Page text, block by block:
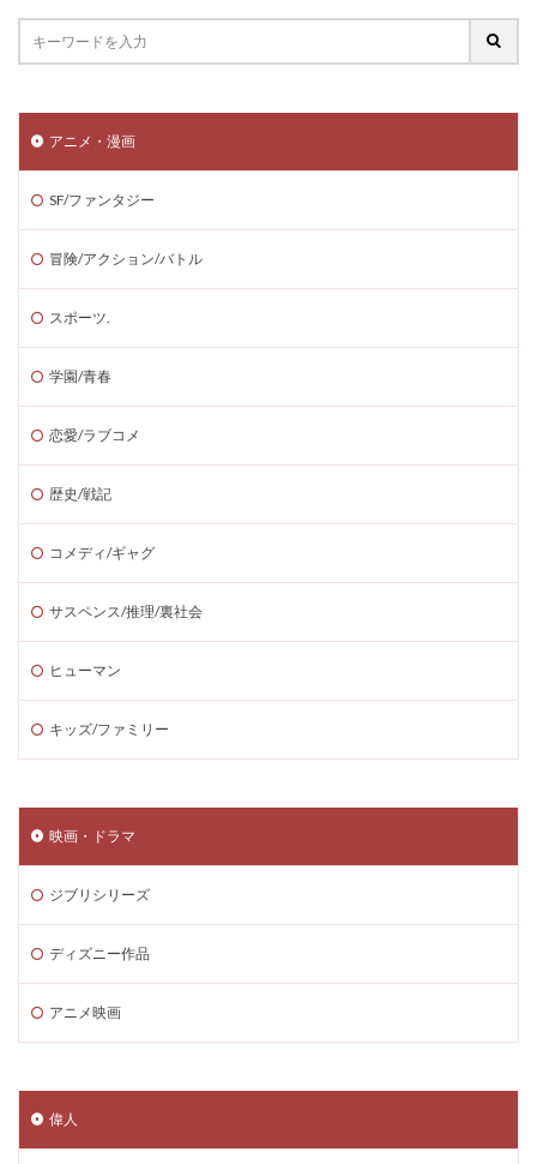
アニメ・漫画
SF/ファンタジー
冒険/アクション/バトル
スポーツ.
学園/青春
恋愛/ラブコメ
歴史/戦記
コメディ/ギャグ
サスペンス/推理/裏社会
ヒューマン
キッズ/ファミリー
映画・ドラマ
ジブリシリーズ
ディズニー作品
アニメ映画
偉人